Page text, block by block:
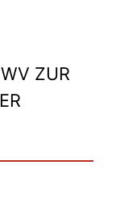
ZUR